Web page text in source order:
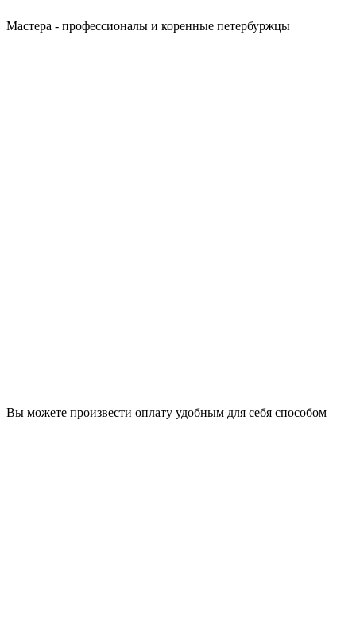
Мастера - профессионалы и коренные петербуржцы
Вы можете произвести оплату удобным для себя способом